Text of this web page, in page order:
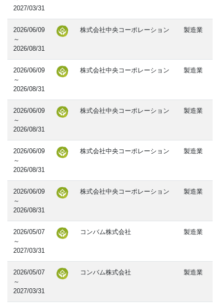
2027/03/31
2026/06/09
～
2026/08/31
株式会社中央コーポレーション 製造業
2026/06/09
～
2026/08/31
株式会社中央コーポレーション 製造業
2026/06/09
～
2026/08/31
株式会社中央コーポレーション 製造業
2026/06/09
～
2026/08/31
株式会社中央コーポレーション 製造業
2026/06/09
～
2026/08/31
株式会社中央コーポレーション 製造業
2026/05/07
～
2027/03/31
コンバム株式会社 製造業
2026/05/07
～
2027/03/31
コンバム株式会社 製造業